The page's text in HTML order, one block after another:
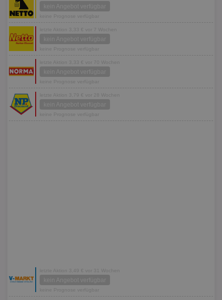
kein Angebot verfügbar
keine Prognose verfügbar
letzte Aktion 3,33 € vor 7 Wochen
kein Angebot verfügbar
keine Prognose verfügbar
letzte Aktion 3,33 € vor 70 Wochen
kein Angebot verfügbar
keine Prognose verfügbar
letzte Aktion 3,79 € vor 28 Wochen
kein Angebot verfügbar
keine Prognose verfügbar
letzte Aktion 3,49 € vor 31 Wochen
kein Angebot verfügbar
keine Prognose verfügbar